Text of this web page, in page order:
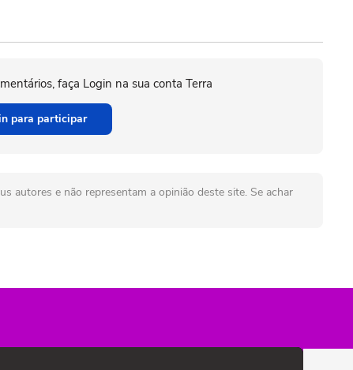
faça Login na sua conta Terra
para participar
autores e não representam a opinião deste site. Se achar